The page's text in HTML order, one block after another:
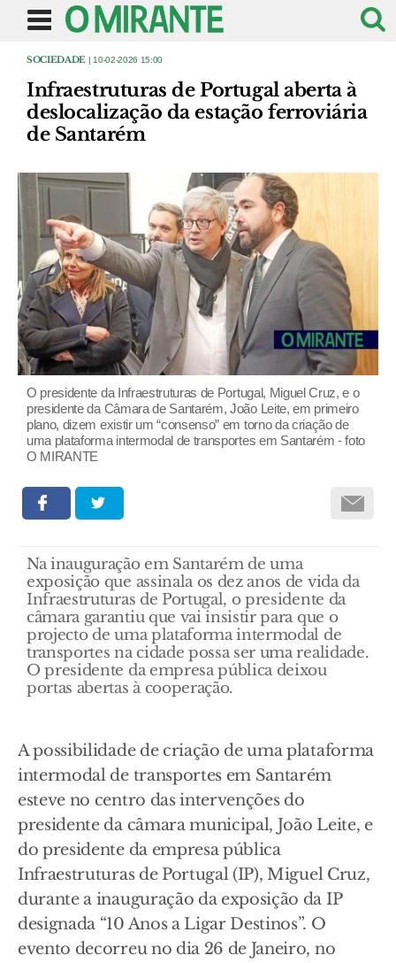
SOCIEDADE | 10-02-2026 15:00
Infraestruturas de Portugal aberta à
deslocalização da estação ferroviária
de Santarém
O presidente da Infraestruturas de Portugal, Miguel Cruz, e o
presidente da Câmara de Santarém, João Leite, em primeiro
plano, dizem existir um “consenso” em torno da criação de
uma plataforma intermodal de transportes em Santarém - foto
O MIRANTE
Na inauguração em Santarém de uma
exposição que assinala os dez anos de vida da
Infraestruturas de Portugal, o presidente da
câmara garantiu que vai insistir para que o
projecto de uma plataforma intermodal de
transportes na cidade possa ser uma realidade.
O presidente da empresa pública deixou
portas abertas à cooperação.
A possibilidade de criação de uma plataforma
intermodal de transportes em Santarém
esteve no centro das intervenções do
presidente da câmara municipal, João Leite, e
do presidente da empresa pública
Infraestruturas de Portugal (IP), Miguel Cruz,
durante a inauguração da exposição da IP
designada “10 Anos a Ligar Destinos”. O
evento decorreu no dia 26 de Janeiro, no